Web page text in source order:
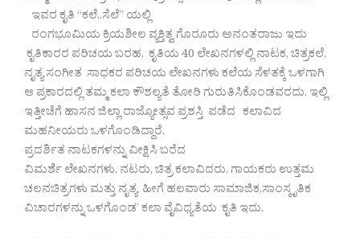
ಇವರ ಕೃತಿ “ಕಲೆ..ಸೆಲೆ” ಯಲ್ಲಿ
ರಂಗಭೂಮಿಯ ಕ್ರಿಯಶೀಲ ವ್ಯಕ್ತಿತ್ವ ಗೊರೂರು ಅನಂತರಾಜು ಇದು
ಕೃತಿಕಾರರ ಪರಿಚಯ ಬರಹ. ಕೃತಿಯ 40 ಲೇಖನಗಳಲ್ಲಿ ನಾಟಕ, ಚಿತ್ರಕಲೆ,
ನೃತ್ಯ ಸಂಗೀತ ಸಾಧಕರ ಪರಿಚಯ ಲೇಖನಗಳು ಕಲೆಯ ಸೆಳತಕ್ಕೆ ಒಳಗಾಗಿ
ಆ ಪ್ರಕಾರದಲ್ಲಿ ತಮ್ಮ ಕಲಾ ಕೌಶಲ್ಯತೆ ತೋರಿ ಗುರುತಿಸಿಕೊಂಡವರದು. ಇಲ್ಲಿ
ಇತ್ತೀಚೆಗೆ ಹಾಸನ ಜಿಲ್ಲಾ ರಾಜ್ಯೋತ್ಸವ ಪ್ರಶಸ್ತಿ ಪಡೆದ ಕಲಾವಿದ
ಮಹನೀಯರು ಒಳಗೊಂಡಿದ್ದಾರೆ.
ಪ್ರದರ್ಶಿತ ನಾಟಕಗಳನ್ನು ವೀಕ್ಷಿಸಿ ಬರೆದ
ವಿಮರ್ಶೆ ಲೇಖನಗಳು, ನಟರು, ಚಿತ್ರ ಕಲಾವಿದರು, ಗಾಯಕರು ಉತ್ತಮ
ಚಲನಚಿತ್ರಗಳು ಮತ್ತು ನೃತ್ಯ ಹೀಗೆ ಹಲವಾರು ಸಾಮಾಜಿಕ,ಸಾಂಸ್ಕೃತಿಕ
ವಿಚಾರಗಳನ್ನು ಒಳಗೊಂಡ’ ಕಲಾ ವೈವಿಧ್ಯತೆಯ ಕೃತಿ ಇದು.